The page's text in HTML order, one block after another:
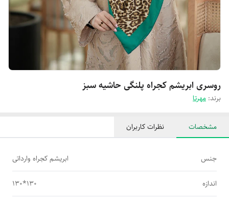
روسری ابریشم کجراه پلنگی حاشیه سبز
برند: مهرتا
مشخصات نظرات کاربران
جنس ابریشم کجراه وارداتی
اندازه 130*130